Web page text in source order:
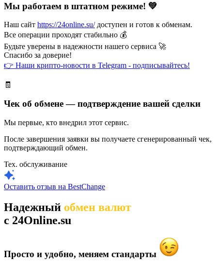
Мы работаем в штатном режиме! 💚
Наш сайт https://24online.su/доступен и готов к обменам.
Все операции проходят стабильно 💰
Будьте уверены в надежности нашего сервиса 🚀
Спасибо за доверие!
👉 Наши крипто-новости в Telegram - подписывайтесь!
🧾
Чек об обмене — подтверждение вашей сделки
Мы первые, кто внедрил этот сервис.
После завершения заявки вы получаете сгенерированный чек,
подтверждающий обмен.
Тех. обслуживание
Оставить отзыв на BestChange
Надежный обмен валют
c 24Online.su
Просто и удобно, меняем стандарты